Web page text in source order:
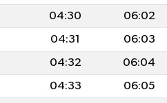
04:30 06:02
04:31 06:03
04:32 06:04
04:33 06:05